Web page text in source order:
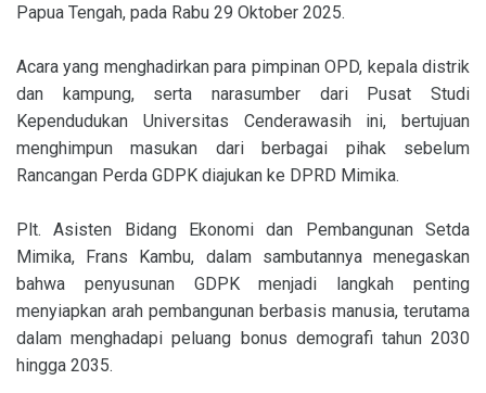
Papua Tengah, pada Rabu 29 Oktober 2025.
Acara yang menghadirkan para pimpinan OPD, kepala distrik
dan kampung, serta narasumber dari Pusat Studi
Kependudukan Universitas Cenderawasih ini, bertujuan
menghimpun masukan dari berbagai pihak sebelum
Rancangan Perda GDPK diajukan ke DPRD Mimika.
Plt. Asisten Bidang Ekonomi dan Pembangunan Setda
Mimika, Frans Kambu, dalam sambutannya menegaskan
bahwa penyusunan GDPK menjadi langkah penting
menyiapkan arah pembangunan berbasis manusia, terutama
dalam menghadapi peluang bonus demografi tahun 2030
hingga 2035.